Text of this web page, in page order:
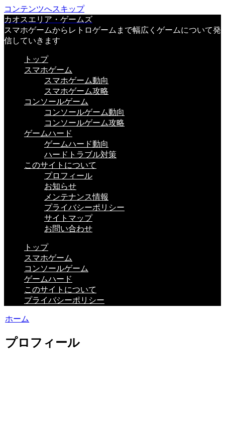
コンテンツへスキップ
カオスエリア・ゲームズ
スマホゲームからレトロゲームまで幅広くゲームについて発
信していきます
トップ
スマホゲーム
スマホゲーム動向
スマホゲーム攻略
コンソールゲーム
コンソールゲーム動向
コンソールゲーム攻略
ゲームハード
ゲームハード動向
ハードトラブル対策
このサイトについて
プロフィール
お知らせ
メンテナンス情報
プライバシーポリシー
サイトマップ
お問い合わせ
トップ
スマホゲーム
コンソールゲーム
ゲームハード
このサイトについて
プライバシーポリシー
ホーム
プロフィール